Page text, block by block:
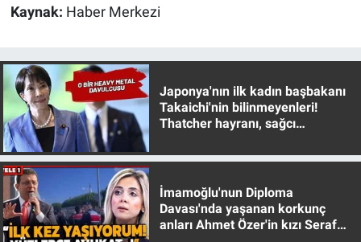
Kaynak: Haber Merkezi
Japonya'nın ilk kadın başbakanı
Takaichi'nin bilinmeyenleri!
Thatcher hayranı, sağcı
İmamoğlu'nun Diploma
Davası'nda yaşanan korkunç
anları Ahmet Özer'in kızı Seraf
Teknoloji
Türkiye'nin Gündemi
Yerel Gündem
Yerel Yaşam
Canlı Yayın